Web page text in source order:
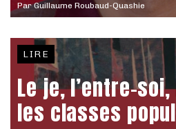
ParGuillaume Roubaud-Quashie
LIRE
Le je, l’entre-
les classes